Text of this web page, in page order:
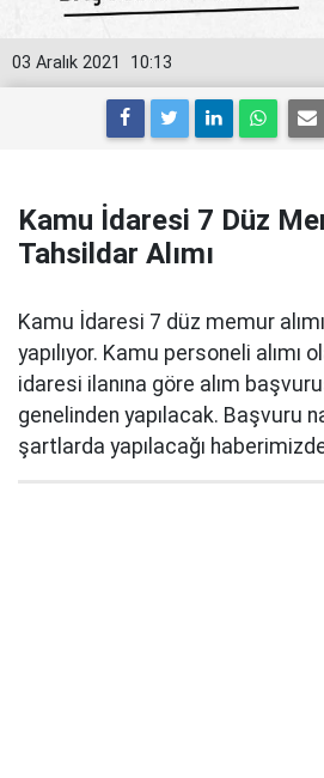
10:13
03 Aralık 2021
Kamu İdaresi 7 Düz
Tahsildar Alımı
Kamu İdaresi 7 düz memur
yapılıyor. Kamu personeli alımı
idaresi ilanına göre alım
genelinden yapılacak. Başvuru
şartlarda yapılacağı